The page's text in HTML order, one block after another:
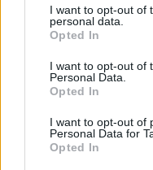
I want to opt-out of
personal data.
Opted In
I want to opt-out of
Personal Data.
Opted In
I want to opt-out of
Personal Data for
Opted In